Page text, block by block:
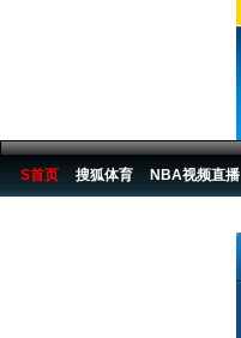
S首页 搜狐体育 NBA视频直播